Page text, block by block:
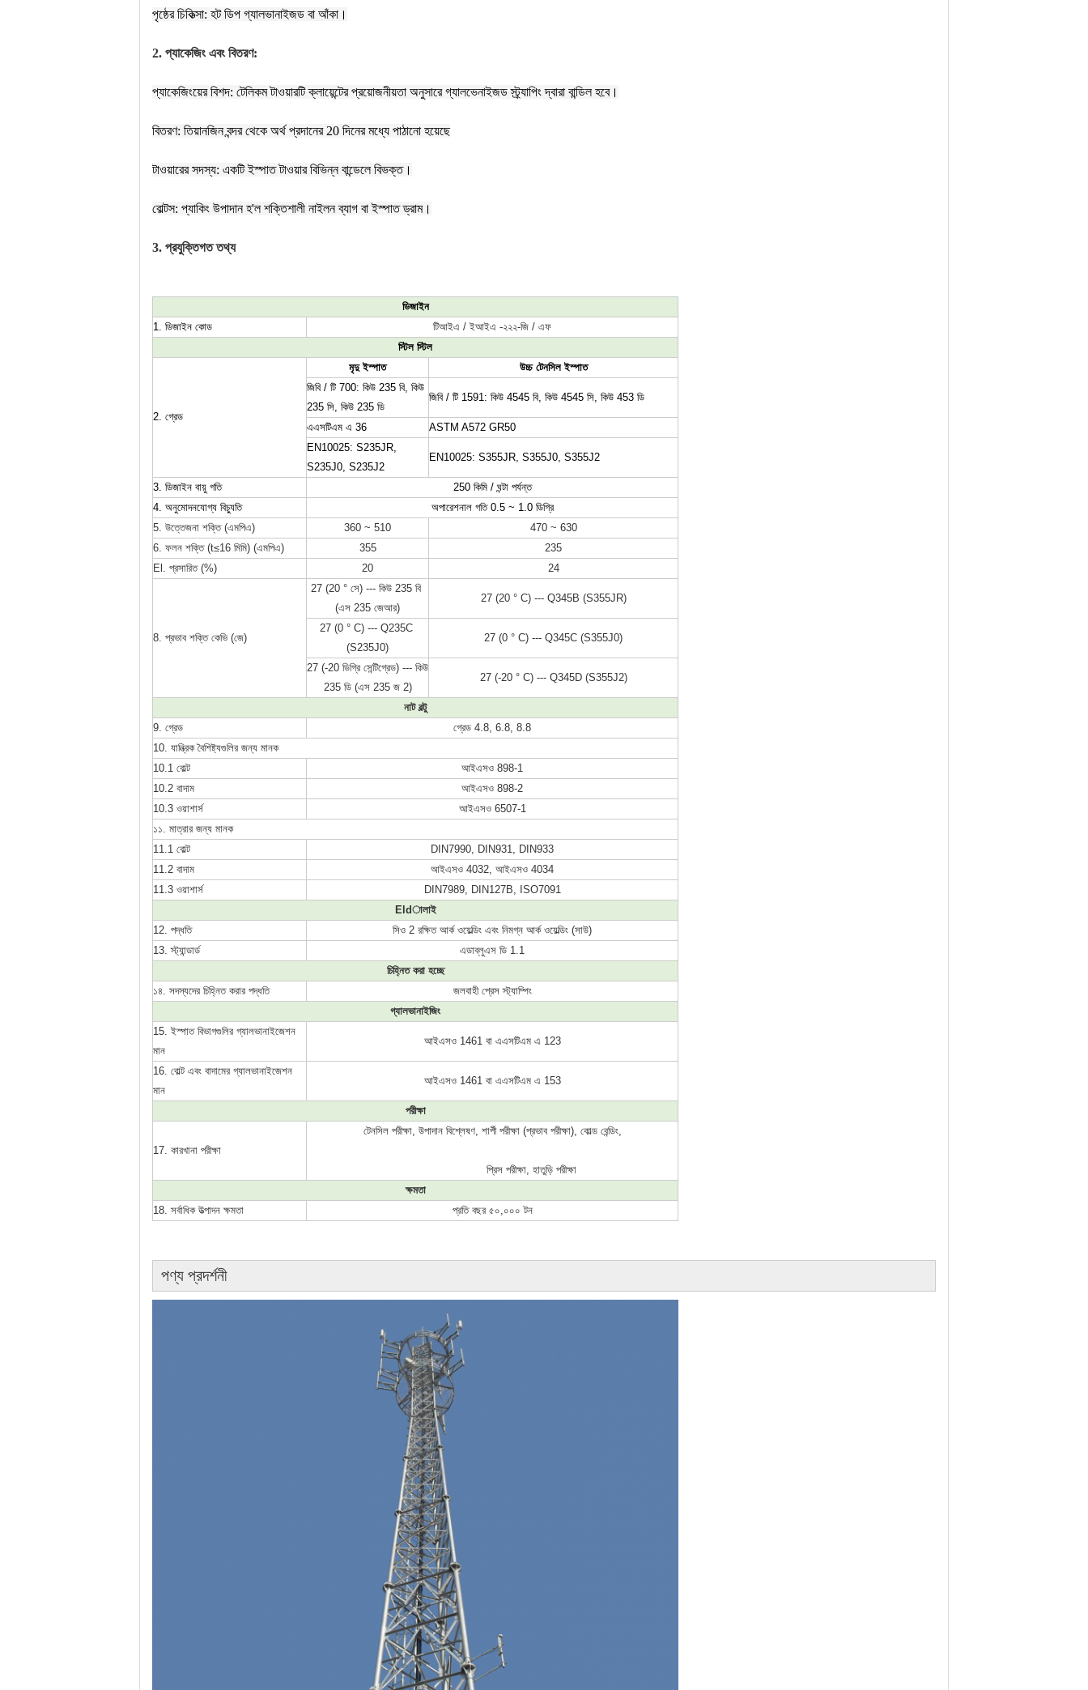
পৃষ্ঠের চিকিত্সা: হট ডিপ গ্যালভানাইজড বা আঁকা।
2. প্যাকেজিং এবং বিতরণ:
প্যাকেজিংয়ের বিশদ: টেলিকম টাওয়ারটি ক্লায়েন্টের প্রয়োজনীয়তা অনুসারে গ্যালভেনাইজড স্ট্র্যাপিং দ্বারা বান্ডিল হবে।
বিতরণ: তিয়ানজিন বন্দর থেকে অর্থ প্রদানের 20 দিনের মধ্যে পাঠানো হয়েছে
টাওয়ারের সদস্য: একটি ইস্পাত টাওয়ার বিভিন্ন বান্ডেলে বিভক্ত।
বোল্টস: প্যাকিং উপাদান হ'ল শক্তিশালী নাইলন ব্যাগ বা ইস্পাত ড্রাম।
3. প্রযুক্তিগত তথ্য
ডিজাইন
1. ডিজাইন কোড
টিআইএ / ইআইএ -২২২-জি / এফ
স্টিল স্টিল
2. গ্রেড
মৃদু ইস্পাত
উচ্চ টেনসিল ইস্পাত
জিবি / টি 700: কিউ 235 বি, কিউ
235 সি, কিউ 235 ডি
জিবি / টি 1591: কিউ 4545 বি, কিউ 4545 সি, কিউ 453 ডি
এএসটিএম এ 36
ASTM A572 GR50
EN10025: S235JR,
S235J0, S235J2
EN10025: S355JR, S355J0, S355J2
3. ডিজাইন বায়ু গতি
250 কিমি / ঘন্টা পর্যন্ত
4. অনুমোদনযোগ্য বিচ্যুতি
অপারেশনাল গতি 0.5 ~ 1.0 ডিগ্রি
5. উত্তেজনা শক্তি (এমপিএ)
360 ~ 510
470 ~ 630
6. ফলন শক্তি (t≤16 মিমি) (এমপিএ)
355
235
El. প্রসারিত (%)
20 24
8. প্রভাব শক্তি কেভি (জে)
27 (20 ° সে) --- কিউ 235 বি
(এস 235 জেআর)
27 (20 ° C) --- Q345B (S355JR)
27 (0 ° C) --- Q235C
(S235J0)
27 (0 ° C) --- Q345C (S355J0)
27 (-20 ডিগ্রি সেন্টিগ্রেড) --- কিউ
235 ডি (এস 235 জ 2)
27 (-20 ° C) --- Q345D (S355J2)
নাট বল্টু
9. গ্রেড
গ্রেড 4.8, 6.8, 8.8
10. যান্ত্রিক বৈশিষ্ট্যগুলির জন্য মানক
10.1 বোল্ট
আইএসও 898-1
10.2 বাদাম
আইএসও 898-2
10.3 ওয়াশার্স
আইএসও 6507-1
১১. মাত্রার জন্য মানক
11.1 বোল্ট
DIN7990, DIN931, DIN933
11.2 বাদাম
আইএসও 4032, আইএসও 4034
11.3 ওয়াশার্স
DIN7989, DIN127B, ISO7091
Eldালাই
12. পদ্ধতি
সিও 2 রক্ষিত আর্ক ওয়েল্ডিং এবং নিমগ্ন আর্ক ওয়েল্ডিং (সাউ)
13. স্ট্যান্ডার্ড
এডাব্লুএস ডি 1.1
চিহ্নিত করা হচ্ছে
১৪. সদস্যদের চিহ্নিত করার পদ্ধতি
জলবাহী প্রেস স্ট্যাম্পিং
গ্যালভানাইজিং
15. ইস্পাত বিভাগগুলির গ্যালভানাইজেশন
মান
আইএসও 1461 বা এএসটিএম এ 123
16. বোল্ট এবং বাদামের গ্যালভানাইজেশন
মান
আইএসও 1461 বা এএসটিএম এ 153
পরীক্ষা
17. কারখানা পরীক্ষা
টেনসিল পরীক্ষা, উপাদান বিশ্লেষণ, শার্পী পরীক্ষা (প্রভাব পরীক্ষা), কোল্ড বেন্ডিং,
			প্রিস পরীক্ষা, হাতুড়ি পরীক্ষা
ক্ষমতা
18. সর্বাধিক উত্পাদন ক্ষমতা
প্রতি বছর ৫০,০০০ টন
পণ্য প্রদর্শনী